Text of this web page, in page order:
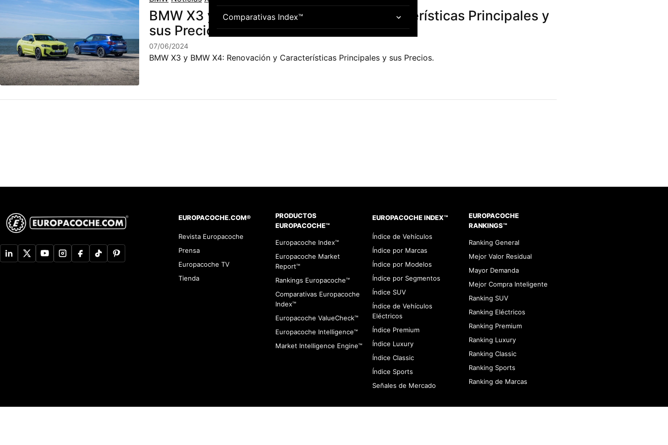
Comparativas Index™
BMW X3 y BMW X4: Renovación y Características Principales y
sus Precios.
07/06/2024
BMW X3 y BMW X4: Renovación y Características Principales y sus Precios.
EUROPACOCHE.COM®
Revista Europacoche
Prensa
Europacoche TV
Tienda
PRODUCTOS
EUROPACOCHE™
Europacoche Index™
Europacoche Market
Report™
Rankings Europacoche™
Comparativas Europacoche
Index™
Europacoche ValueCheck™
Europacoche Intelligence™
Market Intelligence Engine™
EUROPACOCHE INDEX™
Índice de Vehículos
Índice por Marcas
Índice por Modelos
Índice por Segmentos
Índice SUV
Índice de Vehículos
Eléctricos
Índice Premium
Índice Luxury
Índice Classic
Índice Sports
Señales de Mercado
EUROPACOCHE
RANKINGS™
Ranking General
Mejor Valor Residual
Mayor Demanda
Mejor Compra Inteligente
Ranking SUV
Ranking Eléctricos
Ranking Premium
Ranking Luxury
Ranking Classic
Ranking Sports
Ranking de Marcas